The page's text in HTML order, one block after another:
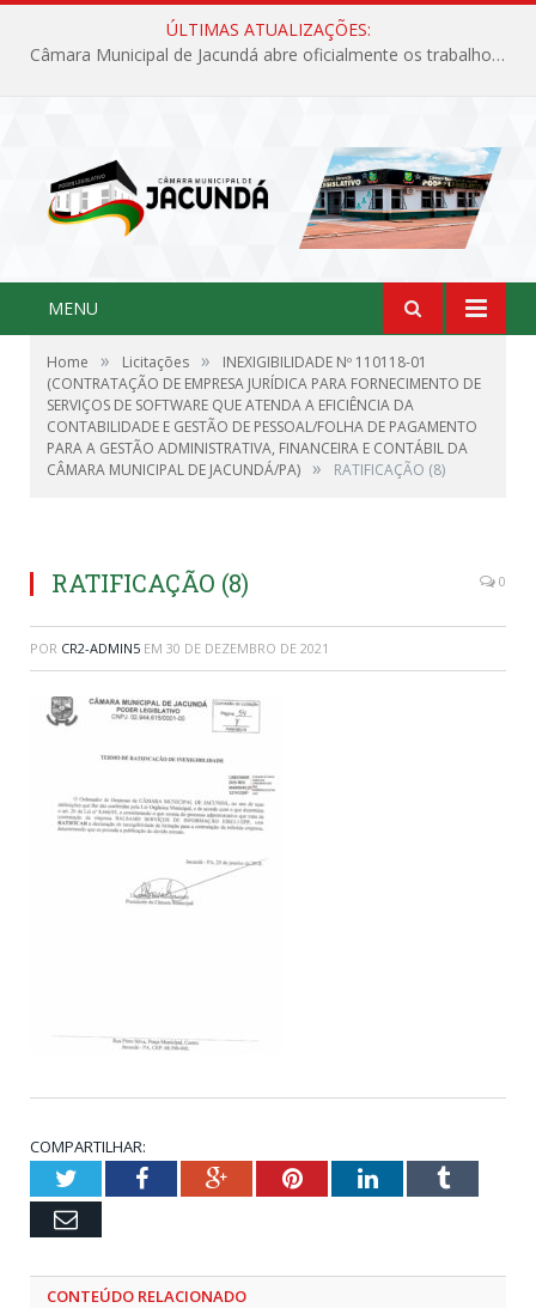
ÚLTIMAS ATUALIZAÇÕES:
Câmara Municipal de Jacundá abre oficialmente os trabalhos legislativos de 2026
MENU
Home » Licitações »
INEXIGIBILIDADE Nº 110118-01
(CONTRATAÇÃO DE EMPRESA JURÍDICA PARA FORNECIMENTO DE
SERVIÇOS DE SOFTWARE QUE ATENDA A EFICIÊNCIA DA
CONTABILIDADE E GESTÃO DE PESSOAL/FOLHA DE PAGAMENTO
PARA A GESTÃO ADMINISTRATIVA, FINANCEIRA E CONTÁBIL DA
CÂMARA MUNICIPAL DE JACUNDÁ/PA) » RATIFICAÇÃO (8)
RATIFICAÇÃO (8) 0
POR CR2-ADMIN5 EM 30 DE DEZEMBRO DE 2021
COMPARTILHAR:
TwitterFacebookGoogle+PinterestLinkedInTumblr
Email
CONTEÚDO RELACIONADO